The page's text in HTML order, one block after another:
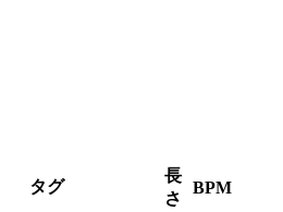
タグ
長
さ
BPM